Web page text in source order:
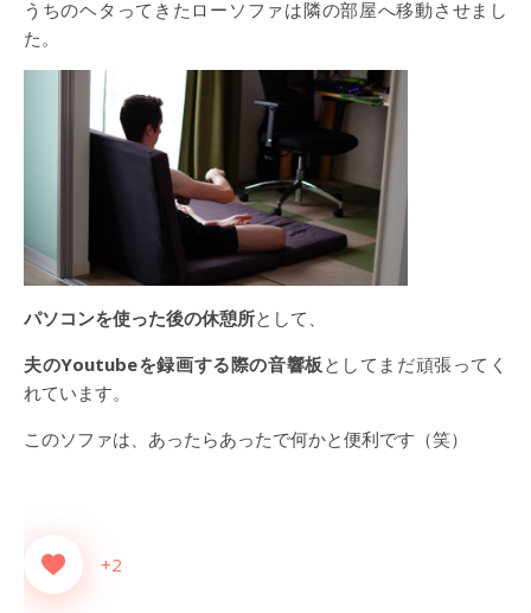
うちのヘタってきたローソファは隣の部屋へ移動させまし
た。
パソコンを使った後の休憩所として、
夫のYoutubeを録画する際の音響板 としてまだ頑張ってく
れています。
このソファは、あったらあったで何かと便利です（笑）
+2